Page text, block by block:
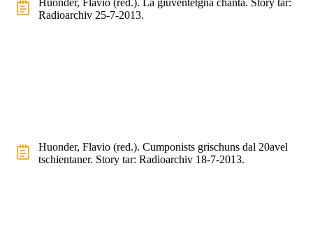
Huonder, Flavio (red.). La giuventetgna chanta. Story tar:
Radioarchiv 25-7-2013.
Huonder, Flavio (red.). Cumponists grischuns dal 20avel
tschientaner. Story tar: Radioarchiv 18-7-2013.